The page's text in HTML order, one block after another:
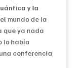
y la
mundo de la
que ya nada
lo había
conferencia